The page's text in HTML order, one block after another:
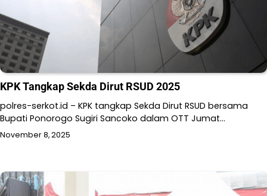
KPK Tangkap Sekda Dirut RSUD 2025
polres-serkot.id – KPK tangkap Sekda Dirut RSUD bersama
Bupati Ponorogo Sugiri Sancoko dalam OTT Jumat…
November 8, 2025